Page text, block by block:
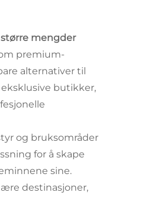
større mengder
premium-
alternativer til
butikker,
og bruksområder
for å skape
sine.
destinasjoner,